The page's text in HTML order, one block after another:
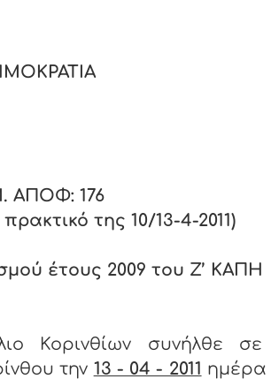
ΑΠΟΦ: 176
της 10/13-4-2011)
έτους 2009 του Ζ’ ΚΑΠΗ
Κορινθίων συνήλθε σε
την 13 - 04 - 2011